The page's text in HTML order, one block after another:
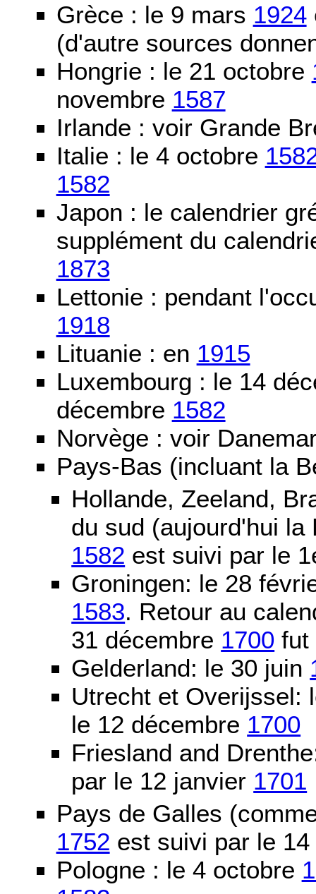
Grèce : le 9 mars 1924
(d'autre sources
Hongrie : le 21 octobre
novembre 1587
Irlande : voir Grande
Italie : le 4 octobre
1582
Japon : le calendrier
supplément du
1873
Lettonie : pendant
1918
Lituanie : en 1915
Luxembourg : le 14
décembre 1582
Norvège : voir
Pays-Bas (incluant la
Hollande, Zeeland,
du sud (aujourd'hui la
1582 est suivi par le
Groningen: le 28
1583. Retour au
31 décembre 1700 fut
Gelderland: le 30 juin
Utrecht et Overijssel:
le 12 décembre 1700
Friesland and
par le 12 janvier 1701
Pays de Galles
1752 est suivi par le
Pologne : le 4 octobre